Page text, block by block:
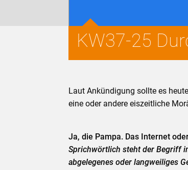
KW37-25
Laut Ankündigung sollte es
eine oder andere eiszeitliche
Ja, die Pampa. Das Internet
Sprichwörtlich steht der Begriff
abgelegenes oder langweiliges